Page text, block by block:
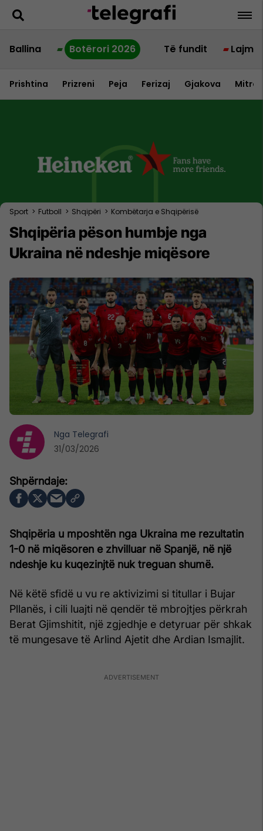
Ballina Botërori 2026 Të fundit Lajme
Prishtina Prizreni Peja Ferizaj Gjakova
Sport > Futboll > Shqipëri > Kombëtarja e Shqipërisë
Shqipëria pëson humbje nga
Ukraina në ndeshje miqësore
Shqipëria u mposhtën nga Ukraina me rezultatin
1-0 në miqësoren e zhvilluar në Spanjë, në një
ndeshje ku kuqezinjtë nuk treguan shumë.
Në këtë sfidë u vu re aktivizimi si titullar i Bujar
Pllanës, i cili luajti në qendër të mbrojtjes përkrah
Berat Gjimshitit, një zgjedhje e detyruar për shkak
të mungesave të Arlind Ajetit dhe Ardian Ismajlit.
Nga Telegrafi
31/03/2026